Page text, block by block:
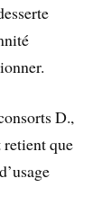
D.,
retient que